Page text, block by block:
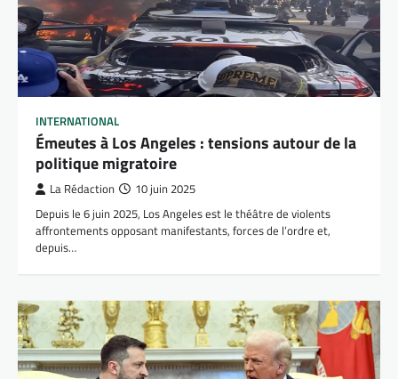
INTERNATIONAL
Émeutes à Los Angeles : tensions autour de la
politique migratoire
La Rédaction 10 juin 2025
Depuis le 6 juin 2025, Los Angeles est le théâtre de violents
affrontements opposant manifestants, forces de l’ordre et,
depuis…